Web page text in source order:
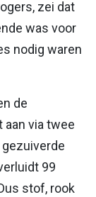
zei dat
was voor
nodig waren
de
via twee
99
stof, rook